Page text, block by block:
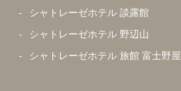
シャトレーゼホテル 談露館
シャトレーゼホテル 野辺山
シャトレーゼホテル 旅館 富士野屋